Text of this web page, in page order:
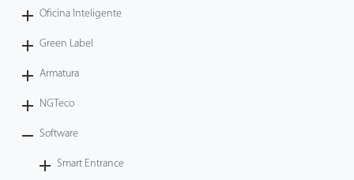
Armatura
NGTeco
Tecnología
Soporte
Oficina Inteligente
Green Label
Armatura
NGTeco
Software
Smart Entrance